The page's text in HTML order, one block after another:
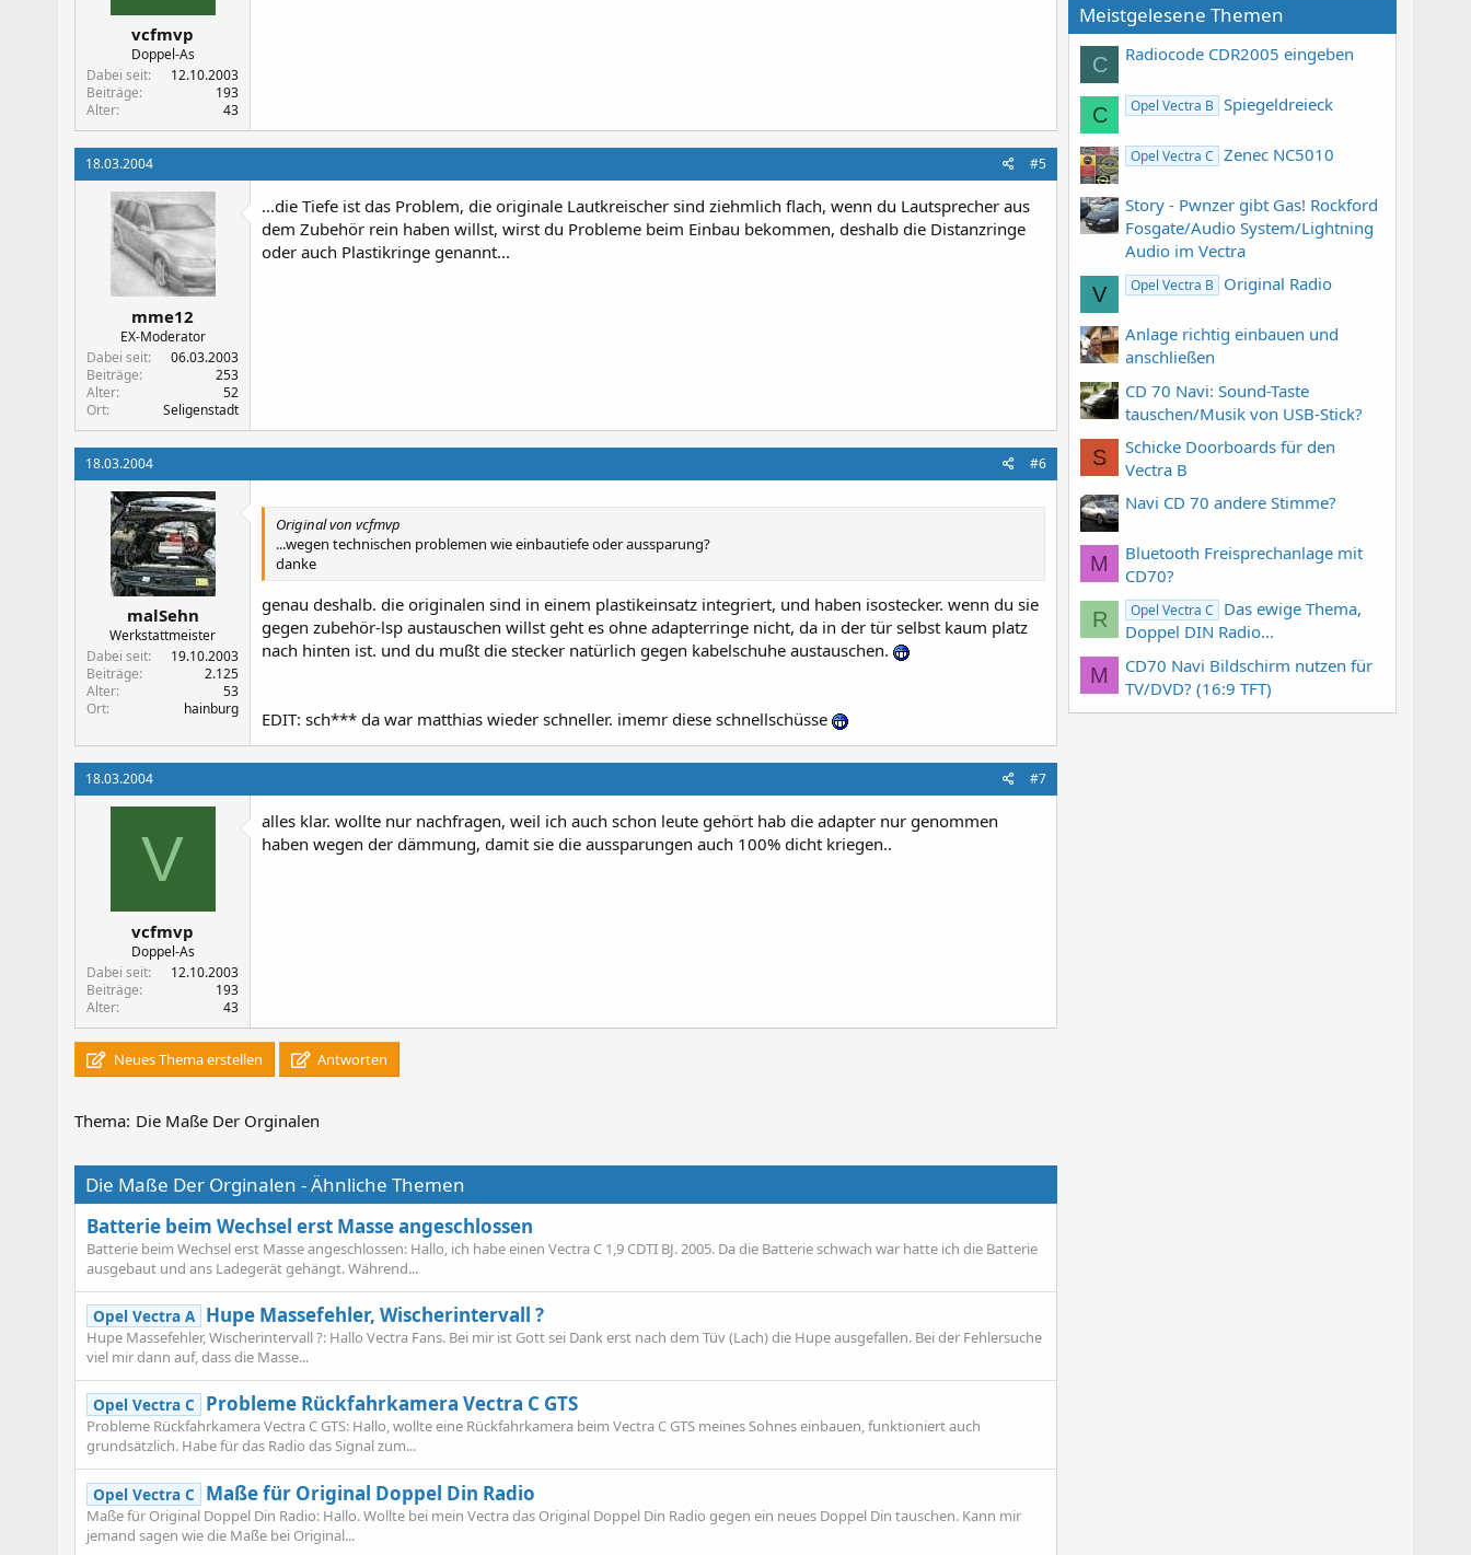
vcfmvp
Doppel-As
Dabei seit
12.10.2003
Beiträge
193
Alter
43
18.03.2004 #5
mme12
EX-Moderator
Dabei seit
06.03.2003
Beiträge
253
Alter
52
Ort
Seligenstadt
...die Tiefe ist das Problem, die originale Lautkreischer sind ziehmlich flach, wenn du Lautsprecher aus
dem Zubehör rein haben willst, wirst du Probleme beim Einbau bekommen, deshalb die Distanzringe
oder auch Plastikringe genannt...
18.03.2004 #6
malSehn
Werkstattmeister
Dabei seit
19.10.2003
Beiträge
2.125
Alter
53
Ort
hainburg
Original von vcfmvp
...wegen technischen problemen wie einbautiefe oder aussparung?
danke
genau deshalb. die originalen sind in einem plastikeinsatz integriert, und haben isostecker. wenn du sie
gegen zubehör-lsp austauschen willst geht es ohne adapterringe nicht, da in der tür selbst kaum platz
nach hinten ist. und du mußt die stecker natürlich gegen kabelschuhe austauschen.
EDIT: sch*** da war matthias wieder schneller. imemr diese schnellschüsse
18.03.2004 #7
V
vcfmvp
Doppel-As
Dabei seit
12.10.2003
Beiträge
193
Alter
43
alles klar. wollte nur nachfragen, weil ich auch schon leute gehört hab die adapter nur genommen
haben wegen der dämmung, damit sie die aussparungen auch 100% dicht kriegen..
Neues Thema erstellen Antworten
Thema: Die Maße Der Orginalen
Die Maße Der Orginalen - Ähnliche Themen
Batterie beim Wechsel erst Masse angeschlossen
Batterie beim Wechsel erst Masse angeschlossen: Hallo, ich habe einen Vectra C 1,9 CDTI BJ. 2005. Da die Batterie schwach war hatte ich die Batterie
ausgebaut und ans Ladegerät gehängt. Während...
Opel Vectra A Hupe Massefehler, Wischerintervall ?
Hupe Massefehler, Wischerintervall ?: Hallo Vectra Fans. Bei mir ist Gott sei Dank erst nach dem Tüv (Lach) die Hupe ausgefallen. Bei der Fehlersuche
viel mir dann auf, dass die Masse...
Opel Vectra C Probleme Rückfahrkamera Vectra C GTS
Probleme Rückfahrkamera Vectra C GTS: Hallo, wollte eine Rückfahrkamera beim Vectra C GTS meines Sohnes einbauen, funktioniert auch
grundsätzlich. Habe für das Radio das Signal zum...
Opel Vectra C Maße für Original Doppel Din Radio
Maße für Original Doppel Din Radio: Hallo. Wollte bei mein Vectra das Original Doppel Din Radio gegen ein neues Doppel Din tauschen. Kann mir
jemand sagen wie die Maße bei Original...
Meistgelesene Themen
C Radiocode CDR2005 eingeben
C Opel Vectra B Spiegeldreieck
Opel Vectra C Zenec NC5010
Story - Pwnzer gibt Gas! Rockford
Fosgate/Audio System/Lightning
Audio im Vectra
V Opel Vectra B Original Radio
Anlage richtig einbauen und
anschließen
CD 70 Navi: Sound-Taste
tauschen/Musik von USB-Stick?
S
Schicke Doorboards für den
Vectra B
Navi CD 70 andere Stimme?
M
Bluetooth Freisprechanlage mit
CD70?
R Opel Vectra C
Das ewige Thema,
Doppel DIN Radio...
M
CD70 Navi Bildschirm nutzen für
TV/DVD? (16:9 TFT)